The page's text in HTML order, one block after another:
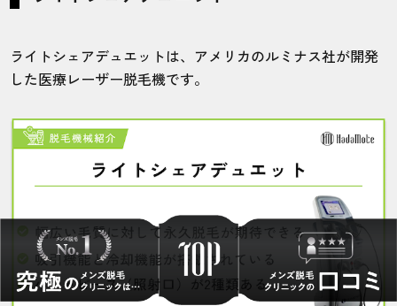
ライトシェアデュエットは、アメリカのルミナス社が開発
した医療レーザー脱毛機です。